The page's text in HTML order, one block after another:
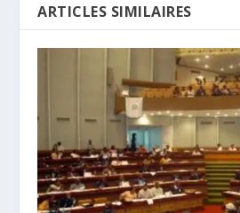
ARTICLES SIMILAIRES